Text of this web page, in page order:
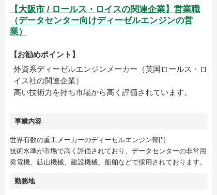
【大阪市 / ロールス・ロイスの関連企業】営業職
（データセンター向けディーゼルエンジンの営
業）
【お勧めポイント】
外資系ディーゼルエンジンメーカー（英国ロールス・ロ
イス社の関連企業）
高い技術力を持ち市場から高く評価されています。
事業内容
世界有数の重工メーカーのディーゼルエンジン部門
技術水準が市場で高く評価されており、データセンターの非常用
発電機、鉱山機械、建設機械、船舶などで採用されております。
勤務地